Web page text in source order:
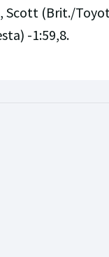
Scott (Brit./
-1:59,8.